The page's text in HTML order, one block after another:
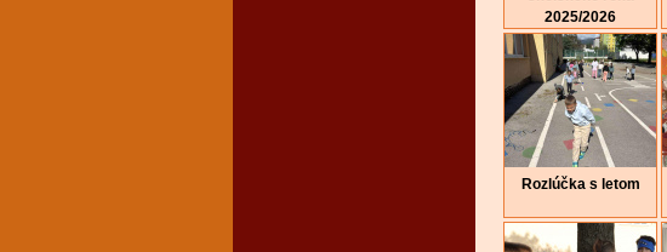
2025/2026
Rozlúčka s letom